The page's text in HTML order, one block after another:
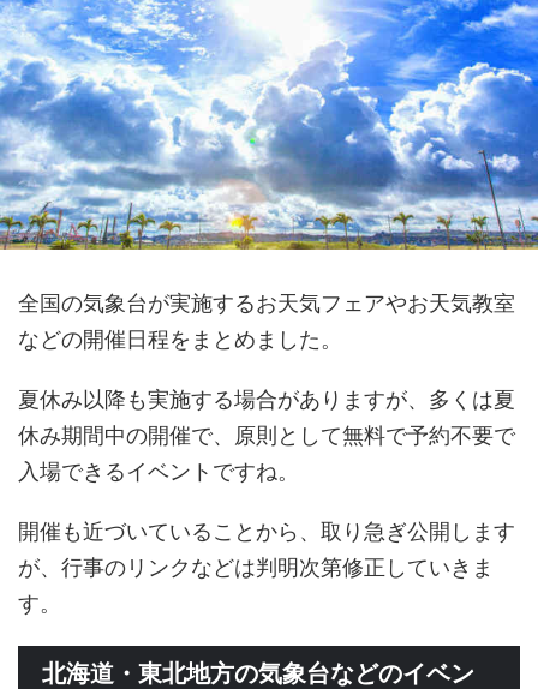
全国の気象台が実施するお天気フェアやお天気教室
などの開催日程をまとめました。
夏休み以降も実施する場合がありますが、多くは夏
休み期間中の開催で、原則として無料で予約不要で
入場できるイベントですね。
開催も近づいていることから、取り急ぎ公開します
が、行事のリンクなどは判明次第修正していきま
す。
北海道・東北地方の気象台などのイベン